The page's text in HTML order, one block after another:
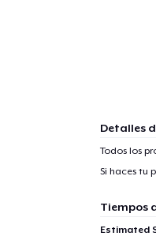
Detalles
Todos los
Si haces tu
Tiempos
Estimated